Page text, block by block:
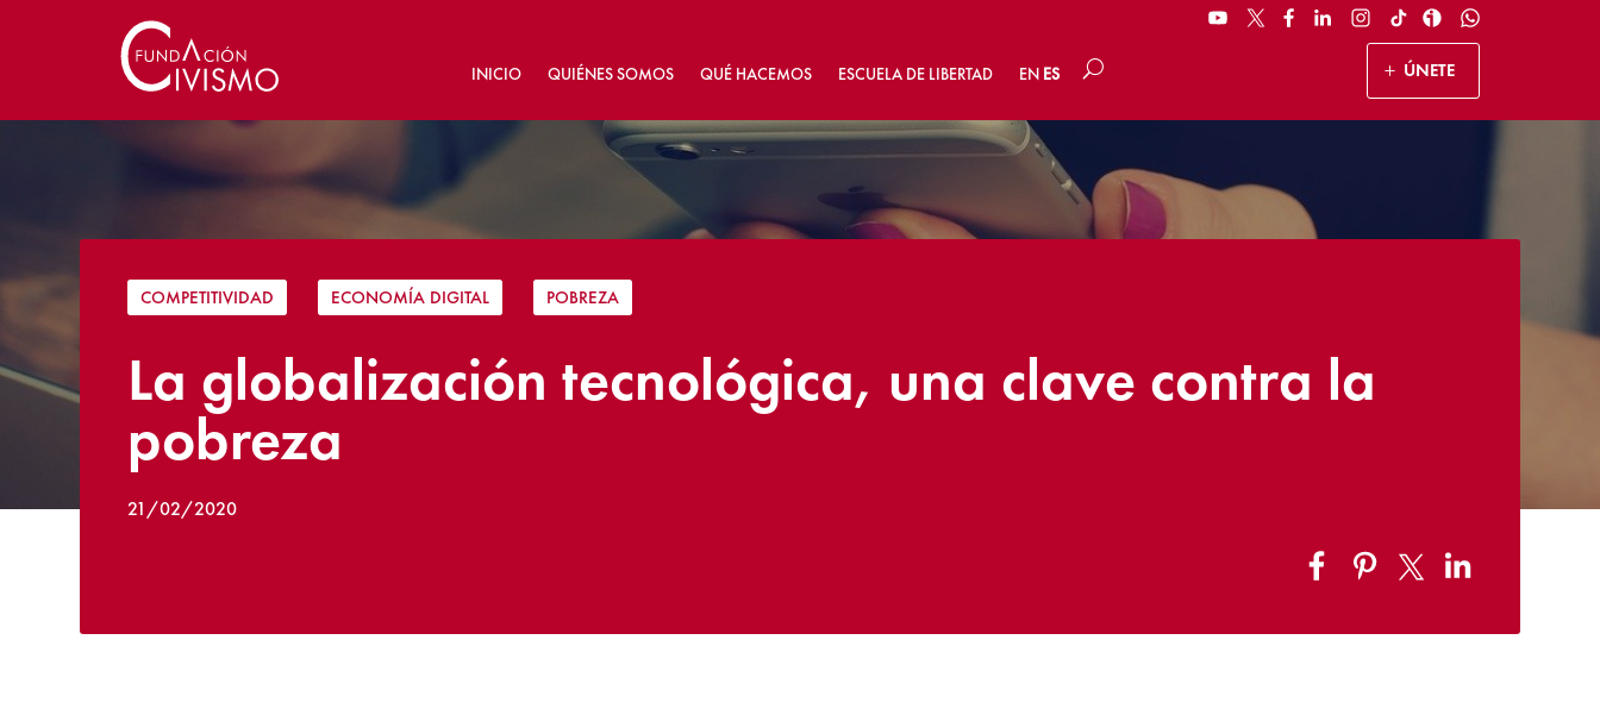
INICIO QUIÉNES SOMOS QUÉ HACEMOS ESCUELA DE LIBERTAD EN ES ÚNETE
COMPETITIVIDAD ECONOMÍA DIGITAL POBREZA
La globalización tecnológica, una clave contra la
pobreza
21/02/2020